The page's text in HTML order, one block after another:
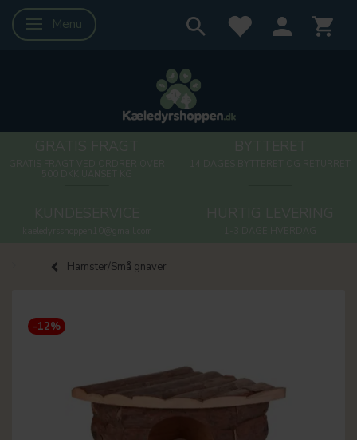
Skifte navigation
Menu
Hamster/Små gnaver
-12%